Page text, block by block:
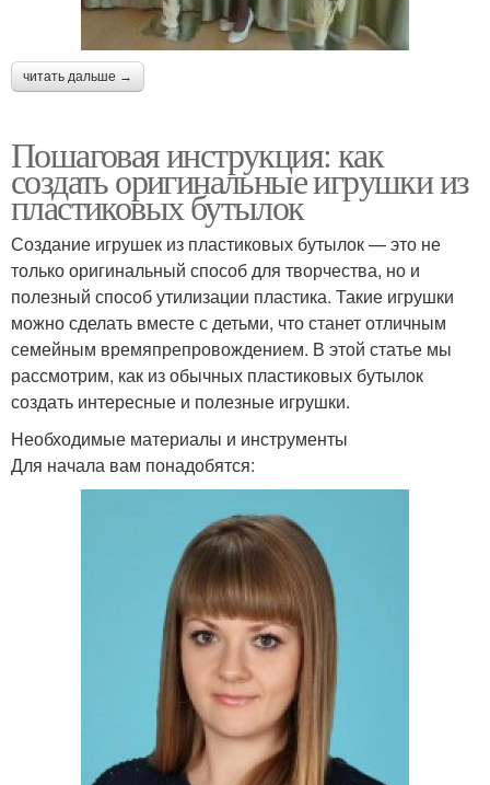
читать дальше →
Пошаговая инструкция: как
создать оригинальные игрушки из
пластиковых бутылок
Создание игрушек из пластиковых бутылок — это не
только оригинальный способ для творчества, но и
полезный способ утилизации пластика. Такие игрушки
можно сделать вместе с детьми, что станет отличным
семейным времяпрепровождением. В этой статье мы
рассмотрим, как из обычных пластиковых бутылок
создать интересные и полезные игрушки.
Необходимые материалы и инструменты
Для начала вам понадобятся: